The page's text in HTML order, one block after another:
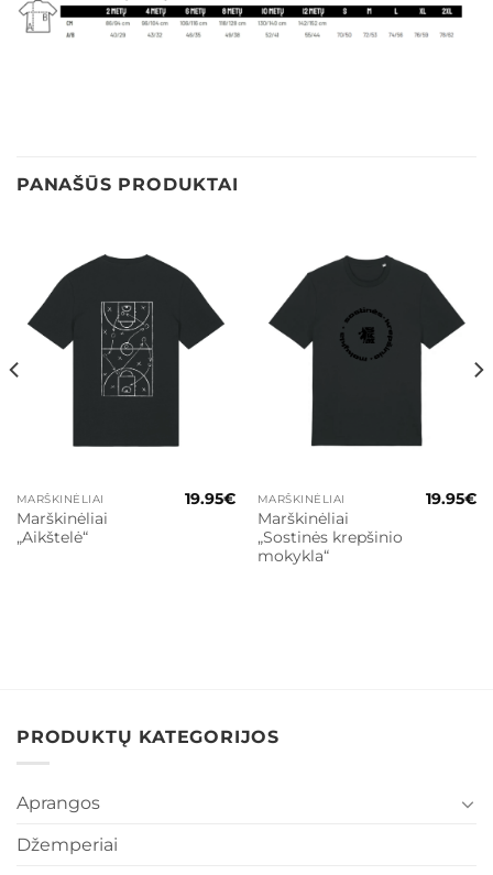
PANAŠŪS PRODUKTAI
MARŠKINĖLIAI
Marškinėliai
„Aikštelė“
19.95€ MARŠKINĖLIAI
Marškinėliai
„Sostinės krepšinio
mokykla“
19.95€
PRODUKTŲ KATEGORIJOS
Aprangos
Džemperiai